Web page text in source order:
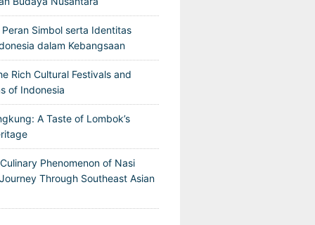
Simbol serta Identitas
dalam Kebangsaan
Rich Cultural Festivals and
of Indonesia
A Taste of Lombok’s
Phenomenon of Nasi
Through Southeast Asian